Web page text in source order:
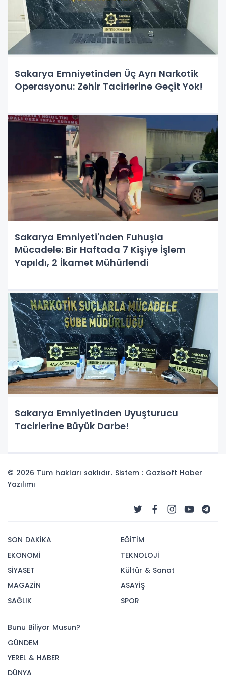
Sakarya Emniyetinden Üç Ayrı Narkotik
Operasyonu: Zehir Tacirlerine Geçit Yok!
Sakarya Emniyeti'nden Fuhuşla
Mücadele: Bir Haftada 7 Kişiye İşlem
Yapıldı, 2 İkamet Mühürlendi
Sakarya Emniyetinden Uyuşturucu
Tacirlerine Büyük Darbe!
© 2026 Tüm hakları saklıdır. Sistem : Gazisoft Haber
Yazılımı
SON DAKİKA
EKONOMİ
SİYASET
MAGAZİN
SAĞLIK
EĞİTİM
TEKNOLOJİ
Kültür & Sanat
ASAYİŞ
SPOR
Bunu Biliyor Musun?
GÜNDEM
YEREL & HABER
DÜNYA